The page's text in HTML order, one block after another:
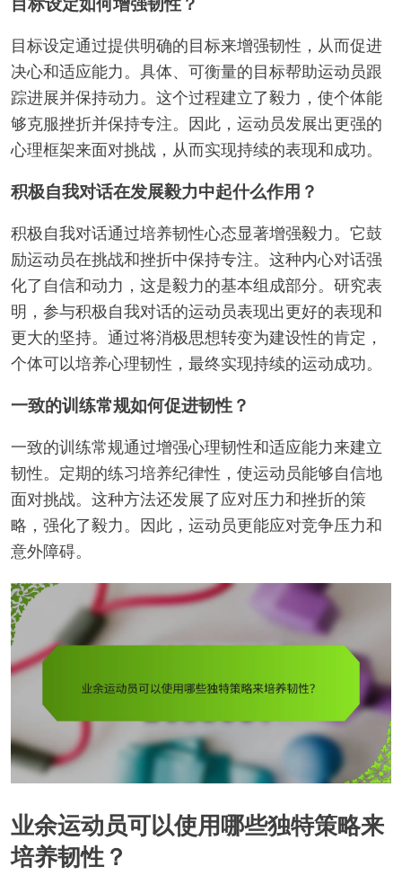
目标设定通过提供明确的目标来增强韧性，从而促进
决心和适应能力。具体、可衡量的目标帮助运动员跟
踪进展并保持动力。这个过程建立了毅力，使个体能
够克服挫折并保持专注。因此，运动员发展出更强的
心理框架来面对挑战，从而实现持续的表现和成功。
积极自我对话在发展毅力中起什么作用？
积极自我对话通过培养韧性心态显著增强毅力。它鼓
励运动员在挑战和挫折中保持专注。这种内心对话强
化了自信和动力，这是毅力的基本组成部分。研究表
明，参与积极自我对话的运动员表现出更好的表现和
更大的坚持。通过将消极思想转变为建设性的肯定，
个体可以培养心理韧性，最终实现持续的运动成功。
一致的训练常规如何促进韧性？
一致的训练常规通过增强心理韧性和适应能力来建立
韧性。定期的练习培养纪律性，使运动员能够自信地
面对挑战。这种方法还发展了应对压力和挫折的策
略，强化了毅力。因此，运动员更能应对竞争压力和
意外障碍。
业余运动员可以使用哪些独特策略来
培养韧性？